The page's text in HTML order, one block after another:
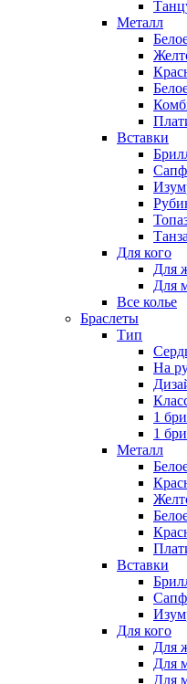
Металл
Вставки
Для кого
Для
Для
Все колье
Браслеты
Тип
На
1
1
Металл
Вставки
Для кого
Для
Для
Для